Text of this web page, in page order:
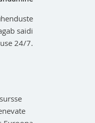
saidi
24/7.